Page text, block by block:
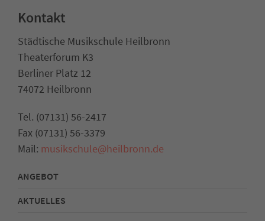
Kontakt
Städtische Musikschule Heilbronn
Theaterforum K3
Berliner Platz 12
74072 Heilbronn
Tel. (07131) 56-2417
Fax (07131) 56-3379
Mail: musikschule@heilbronn.de
ANGEBOT
AKTUELLES